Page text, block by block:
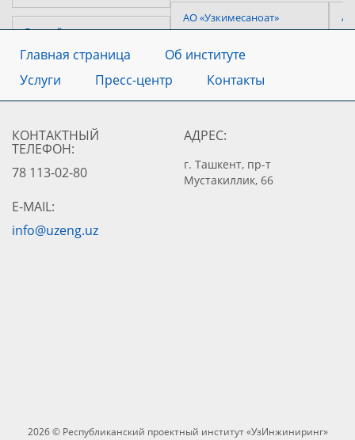
Единый портал
государственных услуг
www.my.gov.uz
Президента РУз.
www.pm.gov.uz
и финансов
АО «Узкимесаноат»
Министерство энергетики
Республики Узбекистан
Национальное агентство
проектного управления
при П...
и
Главная страница
Об институте
Услуги
Пресс-центр Контакты
КОНТАКТНЫЙ
ТЕЛЕФОН:
78 113-02-80
АДРЕС:
г. Ташкент, пр-т
Мустакиллик, 66
E-MAIL:
info@uzeng.uz
2026 © Республиканский проектный институт «УзИнжиниринг»